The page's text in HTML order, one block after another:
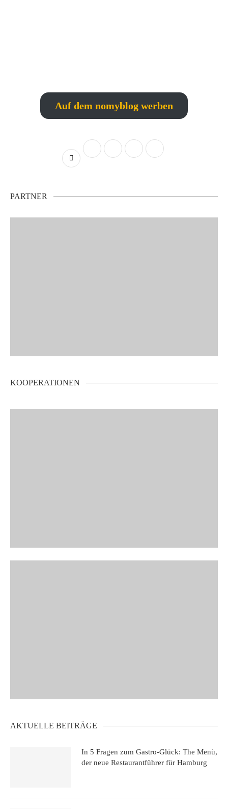
Auf dem nomyblog werben
PARTNER
KOOPERATIONEN
AKTUELLE BEITRÄGE
In 5 Fragen zum Gastro-Glück: The Menù,
der neue Restaurantführer für Hamburg